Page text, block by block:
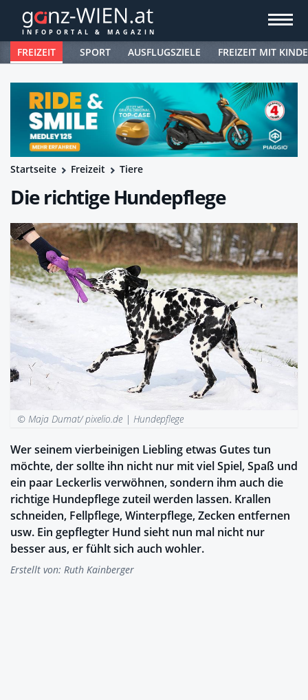
FREIZEIT SPORT AUSFLUGSZIELE FREIZEIT MIT
Startseite Freizeit Tiere
Die richtige Hundepflege
© Maja Dumat/ pixelio.de |Hundepflege
Wer seinem vierbeinigen Liebling etwas Gutes tun
möchte, der sollte ihn nicht nur mit viel Spiel, Spaß und
ein paar Leckerlis verwöhnen, sondern ihm auch die
richtige Hundepflege zuteil werden lassen. Krallen
schneiden, Fellpflege, Winterpflege, Zecken entfernen
usw. Ein gepflegter Hund sieht nun mal nicht nur
besser aus, er fühlt sich auch wohler.
Erstellt von: Ruth Kainberger